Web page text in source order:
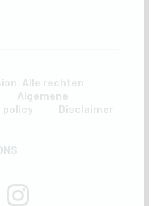
Alle rechten
Algemene
policy Disclaimer